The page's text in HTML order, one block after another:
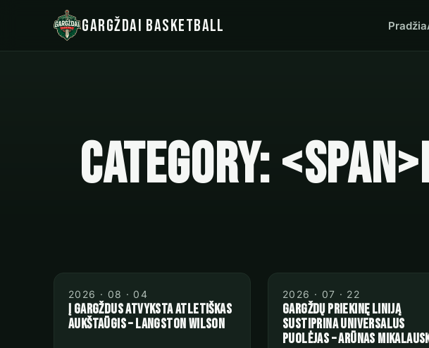
Gargždai Basketball Pradžia
Category:
2026 · 08 · 04
Į Gargždus atvyksta atletiškas
aukštaūgis – Langston Wilson
2026 · 07 · 22
Gargždų priekinę liniją
sustiprina universalus
puolėjas – Arūnas